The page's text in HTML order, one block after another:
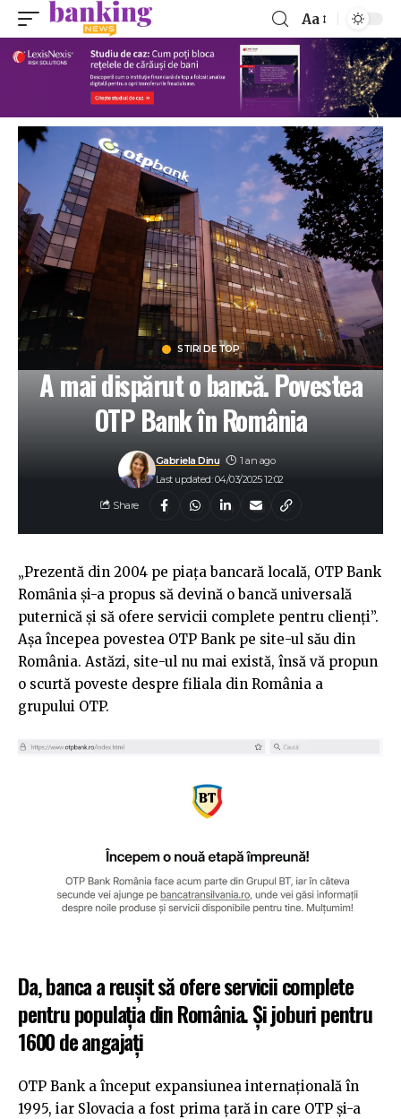
Aa
STIRI DE TOP
A mai dispărut o bancă. Povestea
OTP Bank în România
Last updated: 04/03/2025 12:02
Gabriela Dinu 1 an ago
Share
„Prezentă din 2004 pe piaţa bancară locală, OTP Bank
Romȃnia şi-a propus să devină o bancă universală
puternică și să ofere servicii complete pentru clienţi”.
Așa începea povestea OTP Bank pe site-ul său din
România. Astăzi, site-ul nu mai există, însă vă propun
o scurtă poveste despre filiala din România a
grupului OTP.
Da, banca a reușit să ofere servicii complete
pentru populația din România. Și joburi pentru
1600 de angajați
OTP Bank a început expansiunea internațională în
1995, iar Slovacia a fost prima țară in care OTP și-a